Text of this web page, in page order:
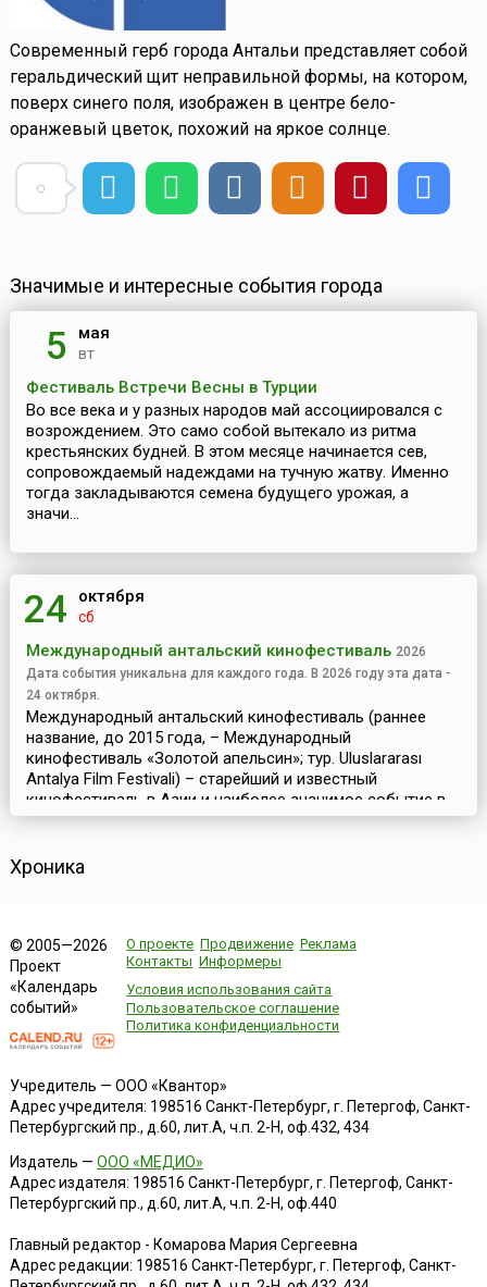
Современный герб города Антальи представляет собой
геральдический щит неправильной формы, на котором,
поверх синего поля, изображен в центре бело-
оранжевый цветок, похожий на яркое солнце.
Значимые и интересные события города
5 мая
вт
Фестиваль Встречи Весны в Турции
Во все века и у разных народов май ассоциировался с
возрождением. Это само собой вытекало из ритма
крестьянских будней. В этом месяце начинается сев,
сопровождаемый надеждами на тучную жатву. Именно
тогда закладываются семена будущего урожая, а
значи...
24 октября
сб
Международный антальский кинофестиваль 2026
Дата события уникальна для каждого года. В 2026 году эта дата -
24 октября.
Международный антальский кинофестиваль (раннее
название, до 2015 года, – Международный
кинофестиваль «Золотой апельсин»; тур. Uluslararası
Antalya Film Festivali) – старейший и известный
кинофестиваль в Азии и наиболее значимое событие в
сфере турецк...
Хроника
© 2005—2026
Проект
«Календарь
событий»
О проекте Продвижение Реклама
Контакты Информеры
Условия использования сайта
Пользовательское соглашение
Политика конфиденциальности
Учредитель — ООО «Квантор»
Адрес учредителя: 198516 Санкт-Петербург, г. Петергоф, Санкт-
Петербургский пр., д.60, лит.А, ч.п. 2-Н, оф.432, 434
Издатель — ООО «МЕДИО»
Адрес издателя: 198516 Санкт-Петербург, г. Петергоф, Санкт-
Петербургский пр., д.60, лит.А, ч.п. 2-Н, оф.440
Главный редактор - Комарова Мария Сергеевна
Адрес редакции: 198516 Санкт-Петербург, г. Петергоф, Санкт-